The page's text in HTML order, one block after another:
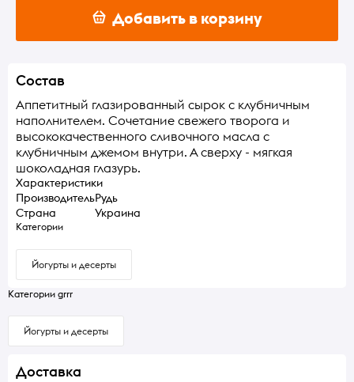
Добавить в корзину
Состав
Аппетитный глазированный сырок с клубничным
наполнителем. Сочетание свежего творога и
высококачественного сливочного масла с
клубничным джемом внутри. А сверху - мягкая
шоколадная глазурь.
Характеристики
ПроизводительРудь
Страна
Украина
Категории
Йогурты и десерты
Категории grrr
Йогурты и десерты
Доставка